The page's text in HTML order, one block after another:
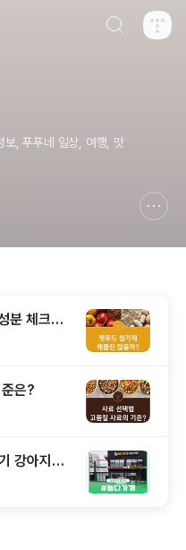
보, 푸푸네 일상, 여행, 맛
분 체크리
은?
강아지와